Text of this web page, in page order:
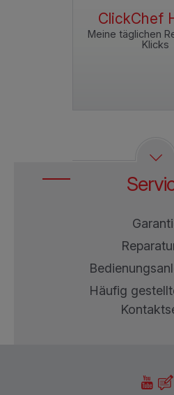
ClickChef
Meine täglichen
Klicks
Häufig